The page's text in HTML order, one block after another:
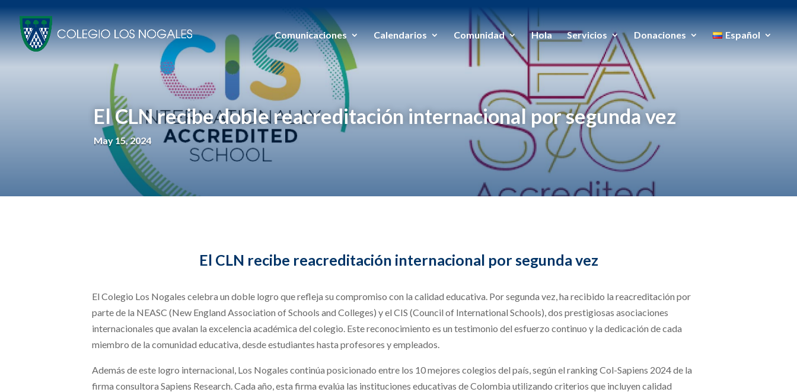
Comunicaciones Calendarios Comunidad Hola Servicios Donaciones Español
El CLN recibe doble reacreditación internacional por segunda vez
May 15, 2024
El CLN recibe reacreditación internacional por segunda vez
El Colegio Los Nogales celebra un doble logro que refleja su compromiso con la calidad educativa. Por segunda vez, ha recibido la reacreditación por
parte de la NEASC (New England Association of Schools and Colleges) y el CIS (Council of International Schools), dos prestigiosas asociaciones
internacionales que avalan la excelencia académica del colegio. Este reconocimiento es un testimonio del esfuerzo continuo y la dedicación de cada
miembro de la comunidad educativa, desde estudiantes hasta profesores y empleados.
Además de este logro internacional, Los Nogales continúa posicionado entre los 10 mejores colegios del país, según el ranking Col-Sapiens 2024 de la
firma consultora Sapiens Research. Cada año, esta firma evalúa las instituciones educativas de Colombia utilizando criterios que incluyen calidad